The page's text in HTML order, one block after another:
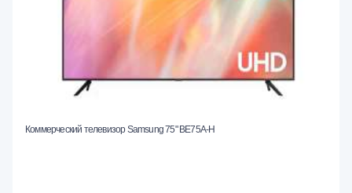
Коммерческий телевизор Samsung 75" BE75A-H